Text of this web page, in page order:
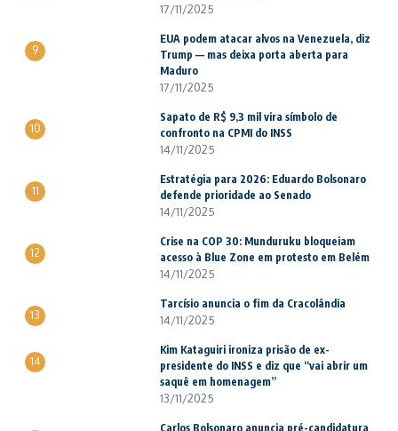
17/11/2025
9
EUA podem atacar alvos na Venezuela, diz
Trump — mas deixa porta aberta para
Maduro
17/11/2025
10
Sapato de R$ 9,3 mil vira símbolo de
confronto na CPMI do INSS
14/11/2025
11
Estratégia para 2026: Eduardo Bolsonaro
defende prioridade ao Senado
14/11/2025
12
Crise na COP 30: Munduruku bloqueiam
acesso à Blue Zone em protesto em Belém
14/11/2025
13
Tarcísio anuncia o fim da Cracolândia
14/11/2025
14
Kim Kataguiri ironiza prisão de ex-
presidente do INSS e diz que “vai abrir um
saquê em homenagem”
13/11/2025
Carlos Bolsonaro anuncia pré-candidatura